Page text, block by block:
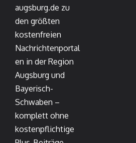
augsburg.de zu
den größten
kostenfreien
Nachrichtenportal
en in der Region
Augsburg und
Bayerisch-
Schwaben –
komplett ohne
kostenpflichtige